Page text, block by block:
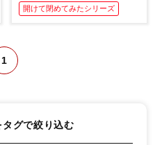
開けて閉めてみたシリーズ
1
グで絞り込む